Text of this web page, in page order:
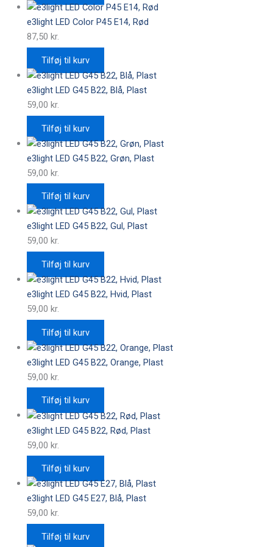
e3light LED Color P45 E14, Rød
87,50 kr.
Tilføj til kurv
e3light LED G45 B22, Blå, Plast
59,00 kr.
Tilføj til kurv
e3light LED G45 B22, Grøn, Plast
59,00 kr.
Tilføj til kurv
e3light LED G45 B22, Gul, Plast
59,00 kr.
Tilføj til kurv
e3light LED G45 B22, Hvid, Plast
59,00 kr.
Tilføj til kurv
e3light LED G45 B22, Orange, Plast
59,00 kr.
Tilføj til kurv
e3light LED G45 B22, Rød, Plast
59,00 kr.
Tilføj til kurv
e3light LED G45 E27, Blå, Plast
59,00 kr.
Tilføj til kurv